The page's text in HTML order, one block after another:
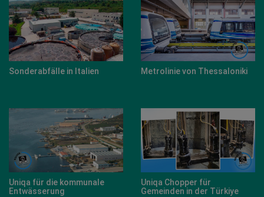
Italien Metrolinie von Thessaloniki
Uniqa Chopper für
Gemeinden in der Türkiye
ZM-Mixer+Grey für
Schweinefarm